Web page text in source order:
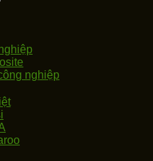
nghiệp